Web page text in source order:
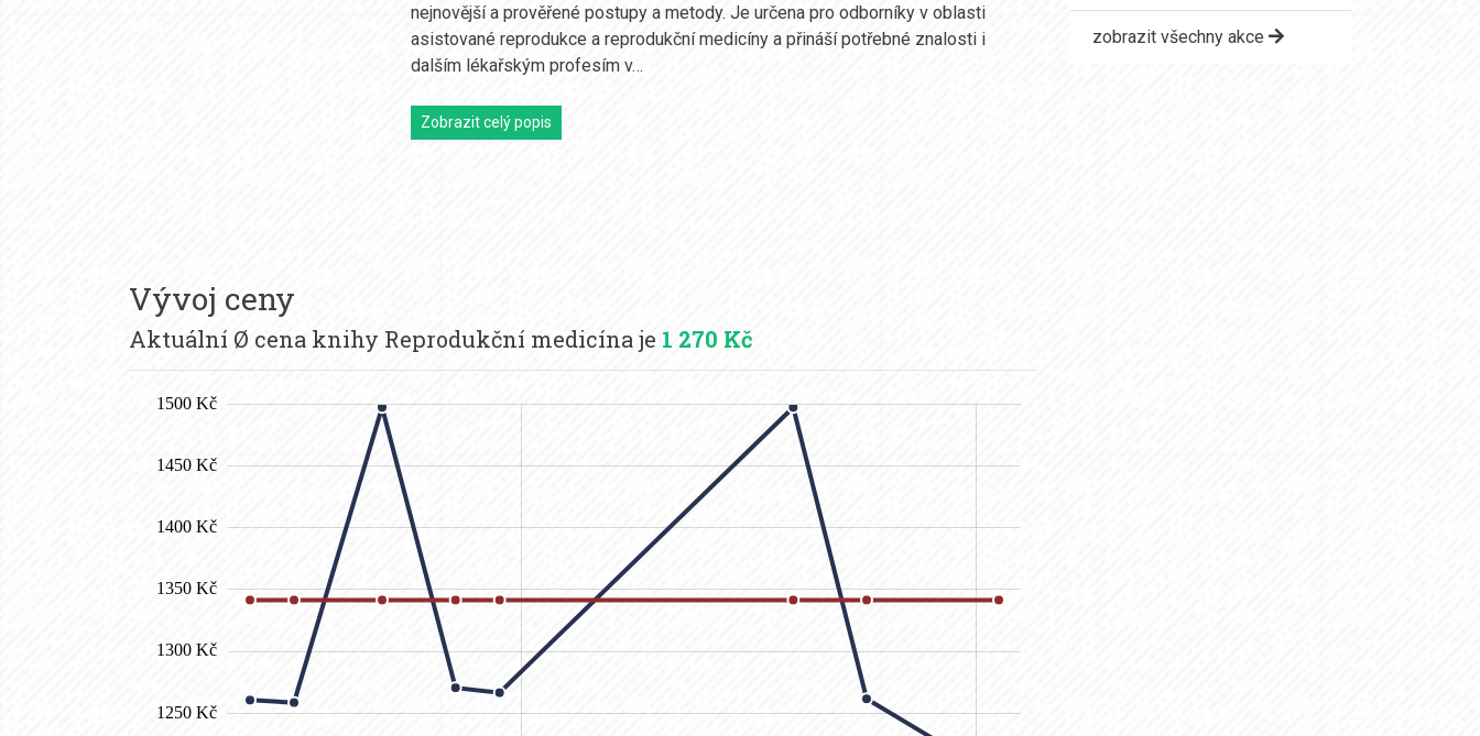
nejnovější a prověřené postupy a metody. Je určena pro odborníky v oblasti
asistované reprodukce a reprodukční medicíny a přináší potřebné znalosti i
dalším lékařským profesím v…
Zobrazit celý popis
Vývoj ceny
Aktuální Ø cena knihy Reprodukční medicína je 1 270 Kč
zobrazit všechny akce